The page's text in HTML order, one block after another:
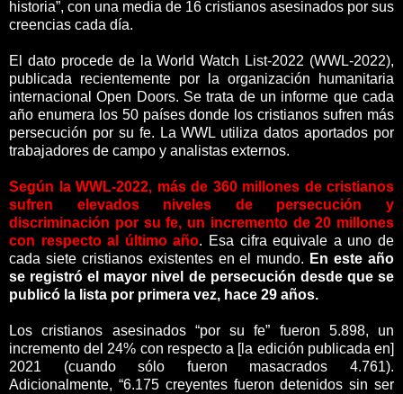
historia”, con una media de 16 cristianos asesinados por sus
creencias cada día.
El dato procede de la World Watch List-2022 (WWL-2022),
publicada recientemente por la organización humanitaria
internacional Open Doors. Se trata de un informe que cada
año enumera los 50 países donde los cristianos sufren más
persecución por su fe. La WWL utiliza datos aportados por
trabajadores de campo y analistas externos.
Según la WWL-2022, más de 360 millones de cristianos
sufren elevados niveles de persecución y
discriminación por su fe, un incremento de 20 millones
con respecto al último año. Esa cifra equivale a uno de
cada siete cristianos existentes en el mundo. En este año
se registró el mayor nivel de persecución desde que se
publicó la lista por primera vez, hace 29 años.
Los cristianos asesinados “por su fe” fueron 5.898, un
incremento del 24% con respecto a [la edición publicada en]
2021 (cuando sólo fueron masacrados 4.761).
Adicionalmente, “6.175 creyentes fueron detenidos sin ser